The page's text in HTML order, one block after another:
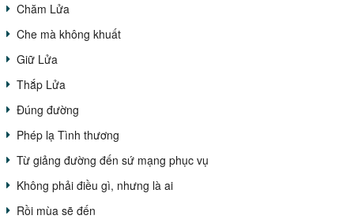
Chăm Lửa
Che mà không khuất
Giữ Lửa
Thắp Lửa
Đúng đường
Phép lạ Tình thương
Từ giảng đường đến sứ mạng phục vụ
Không phải điều gì, nhưng là ai
Rồi mùa sẽ đến